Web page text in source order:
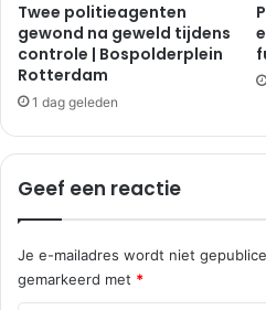
Twee politieagenten
gewond na geweld tijdens
controle | Bospolderplein
Rotterdam
1 dag geleden
Geef een reactie
Je e-mailadres wordt niet
gemarkeerd met *